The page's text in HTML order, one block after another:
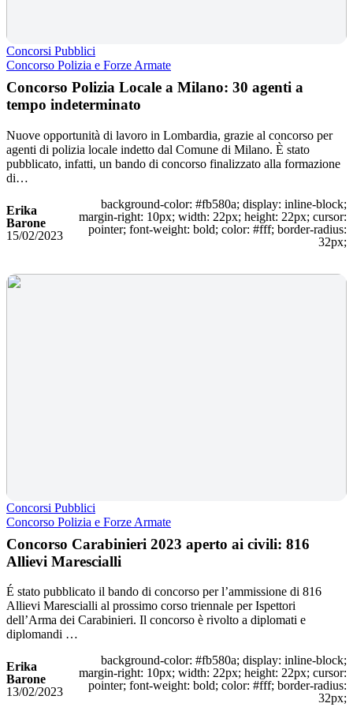
Concorsi Pubblici
Concorso Polizia e Forze Armate
Concorso Polizia Locale a Milano: 30 agenti a
tempo indeterminato
Nuove opportunità di lavoro in Lombardia, grazie al concorso per
agenti di polizia locale indetto dal Comune di Milano. È stato
pubblicato, infatti, un bando di concorso finalizzato alla formazione
di…
Erika
Barone
15/02/2023
background-color: #fb580a; display: inline-block;
margin-right: 10px; width: 22px; height: 22px; cursor:
pointer; font-weight: bold; color: #fff; border-radius:
32px;
Concorsi Pubblici
Concorso Polizia e Forze Armate
Concorso Carabinieri 2023 aperto ai civili: 816
Allievi Marescialli
É stato pubblicato il bando di concorso per l’ammissione di 816
Allievi Marescialli al prossimo corso triennale per Ispettori
dell’Arma dei Carabinieri. Il concorso è rivolto a diplomati e
diplomandi …
Erika
Barone
13/02/2023
background-color: #fb580a; display: inline-block;
margin-right: 10px; width: 22px; height: 22px; cursor:
pointer; font-weight: bold; color: #fff; border-radius:
32px;